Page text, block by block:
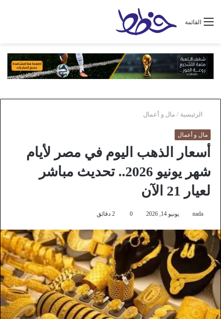
القائمة
الرئيسية / مال و أعمال
مال و أعمال
أسعار الذهب اليوم في مصر لأيام
شهر يونيو 2026.. تحديث مباشر
لعيار 21 الآن
nada يونيو 14, 2026 0